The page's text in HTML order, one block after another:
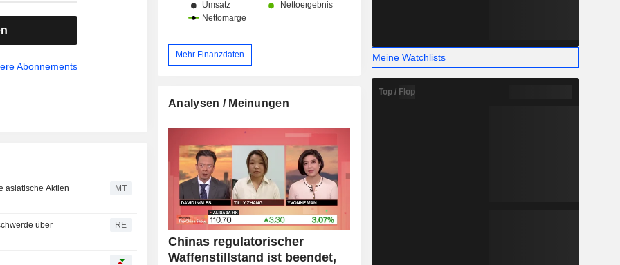
Abonnements
asiatische Aktien
MT
über
RE
Mehr Finanzdaten
Analysen / Meinungen
Chinas regulatorischer
Waffenstillstand ist beendet,
Meine Watchlists
Top / Flop